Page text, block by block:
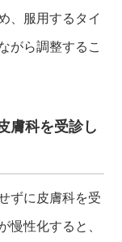
、服用するタイ
がら調整するこ
膚科を受診し
ずに皮膚科を受
性化すると、